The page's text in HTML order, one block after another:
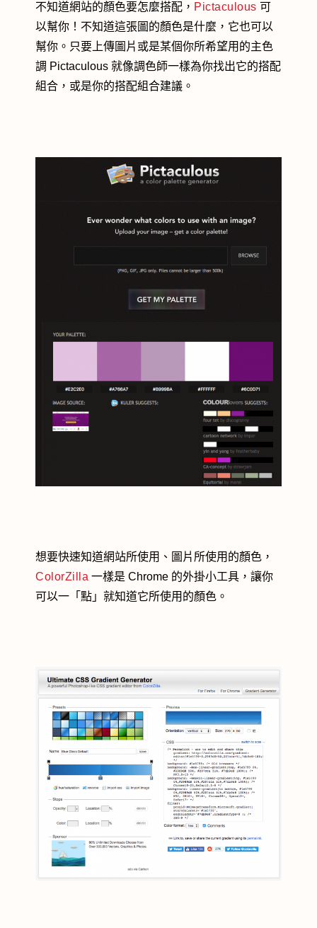
不知道網站的顏色要怎麼搭配， Pictaculous 可
以幫你！不知道這張圖的顏色是什麼，它也可以
幫你。只要上傳圖片或是某個你所希望用的主色
調 Pictaculous 就像調色師一樣為你找出它的搭配
組合，或是你的搭配組合建議。
想要快速知道網站所使用、圖片所使用的顏色，
ColorZilla 一樣是 Chrome 的外掛小工具，讓你
可以一「點」就知道它所使用的顏色。